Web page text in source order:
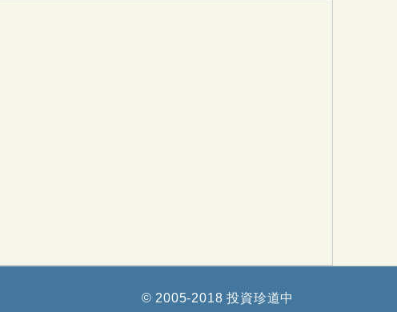
© 2005-2018 投資珍道中